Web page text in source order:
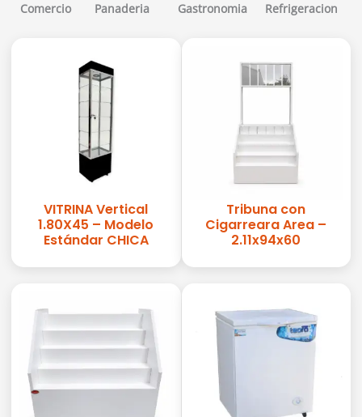
Refrigeracion
Gastronomia
Panaderia
Comercio
VITRINA Vertical
1.80X45 – Modelo
Estándar CHICA
Tribuna con
Cigarreara Area –
2.11x94x60